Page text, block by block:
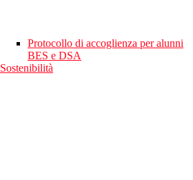
Protocollo di accoglienza per alunni
BES e DSA
Sostenibilità